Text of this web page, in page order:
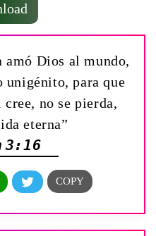
amó Dios al mundo,
unigénito, para que
no se pierda,
eterna”
3:16